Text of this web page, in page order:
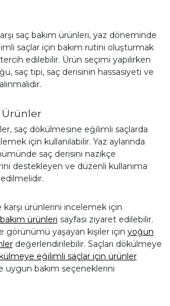
saç bakım ürünleri, yaz döneminde
saçlar için bakım rutini oluşturmak
edilebilir. Ürün seçimi yapılırken
saç tipi, saç derisinin hassasiyeti ve
Ürünler
saç dökülmesine eğilimli saçlarda
için kullanılabilir. Yaz aylarında
saç derisini nazikçe
destekleyen ve düzenli kullanıma
karşı ürünlerini incelemek için
ürünleri sayfası ziyaret edilebilir.
görünümü yaşayan kişiler için yoğun
değerlendirilebilir. Saçları dökülmeye
eğilimli saçlar için ürünler
uygun bakım seçeneklerini